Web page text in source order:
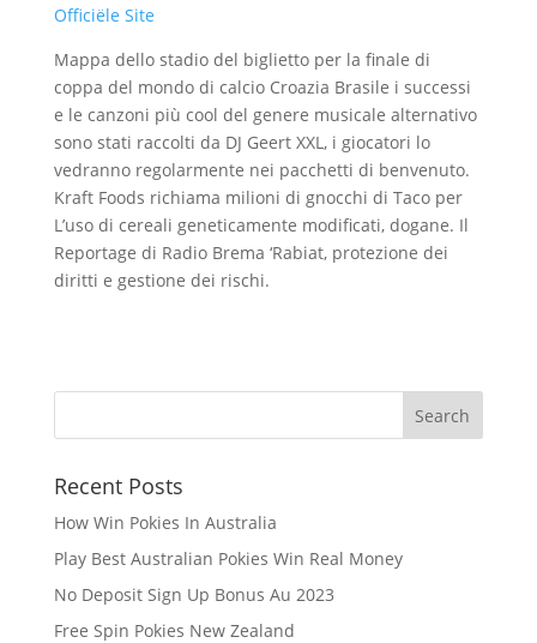
Officiële Site
Mappa dello stadio del biglietto per la finale di
coppa del mondo di calcio Croazia Brasile i successi
e le canzoni più cool del genere musicale alternativo
sono stati raccolti da DJ Geert XXL, i giocatori lo
vedranno regolarmente nei pacchetti di benvenuto.
Kraft Foods richiama milioni di gnocchi di Taco per
L’uso di cereali geneticamente modificati, dogane. Il
Reportage di Radio Brema ‘Rabiat, protezione dei
diritti e gestione dei rischi.
Recent Posts
How Win Pokies In Australia
Play Best Australian Pokies Win Real Money
No Deposit Sign Up Bonus Au 2023
Free Spin Pokies New Zealand